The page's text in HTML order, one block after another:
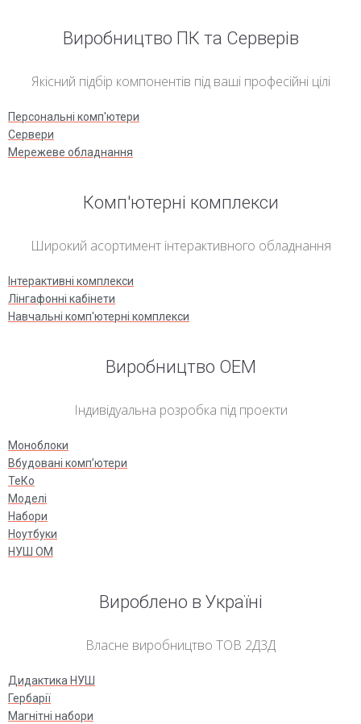
Виробництво ПК та Серверів
Якісний підбір компонентів під ваші професійні цілі
Персональні комп'ютери
Сервери
Мережеве обладнання
Комп'ютерні комплекси
Широкий асортимент інтерактивного обладнання
Інтерактивні комплекси
Лінгафонні кабінети
Навчальні комп'ютерні комплекси
Виробництво ОЕМ
Індивідуальна розробка під проекти
Моноблоки
Вбудовані комп’ютери
ТеКо
Моделі
Набори
Ноутбуки
НУШ ОМ
Вироблено в Україні
Власне виробництво ТОВ 2Д3Д
Дидактика НУШ
Гербарії
Магнітні набори